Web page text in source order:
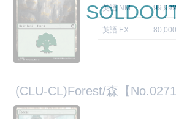
英語 NM
英語 EX
(CLU-CL)Forest/森【No.0271